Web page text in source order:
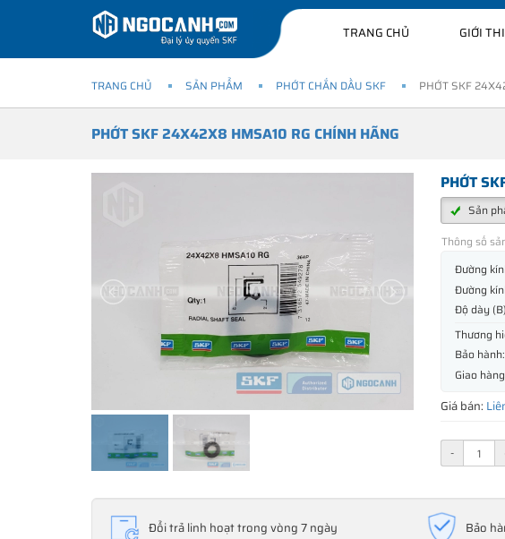
TRANG CHỦ GIỚI
TRANG CHỦ SẢN PHẨM PHỚT CHẮN DẦU SKF PHỚT SKF
PHỚT SKF 24X42X8 HMSA10 RG CHÍNH HÃNG
PHỚT
Sản
Thông số
Đường
Đường
Độ dày
Thương
Bảo hành:
Giao
Giá bán:
-
Đổi trả linh hoạt trong vòng 7 ngày Bảo